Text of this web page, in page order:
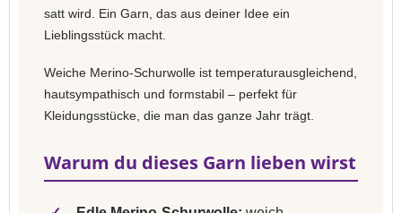
satt wird. Ein Garn, das aus deiner Idee ein
Lieblingsstück macht.
Weiche Merino-Schurwolle ist temperaturausgleichend,
hautsympathisch und formstabil – perfekt für
Kleidungsstücke, die man das ganze Jahr trägt.
Warum du dieses Garn lieben wirst